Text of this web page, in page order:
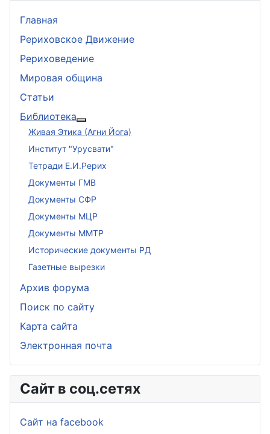
Главная
Рериховское Движение
Рериховедение
Мировая община
Статьи
Библиотека
Подробнее: Библиотека
Живая Этика (Агни Йога)
Институт "Урусвати"
Тетради Е.И.Рерих
Документы ГМВ
Документы СФР
Документы МЦР
Документы ММТР
Исторические документы РД
Газетные вырезки
Архив форума
Поиск по сайту
Карта сайта
Электронная почта
Сайт в соц.сетях
Сайт на facebook